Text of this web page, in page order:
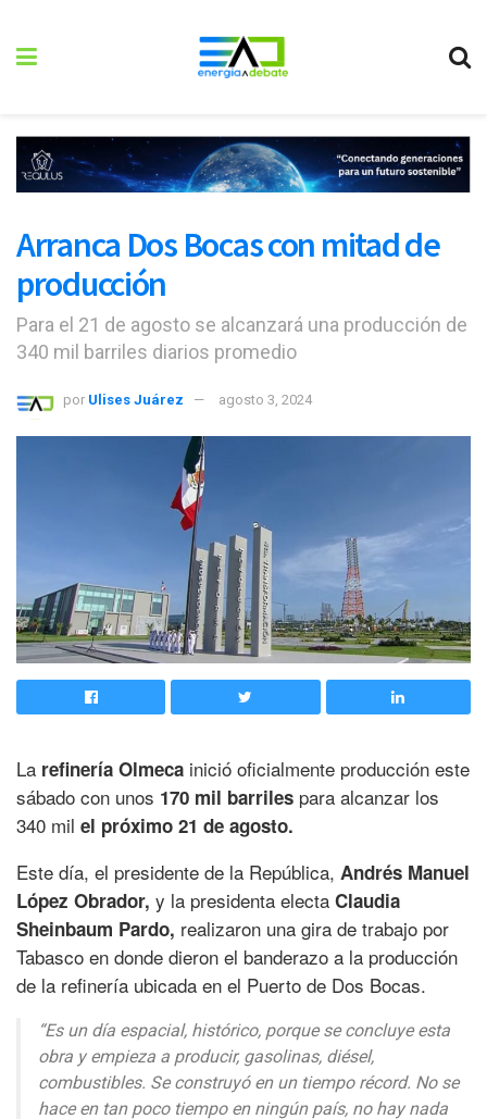
Arranca Dos Bocas con mitad de
producción
Para el 21 de agosto se alcanzará una producción de
340 mil barriles diarios promedio
por Ulises Juárez agosto 3, 2024
La refinería Olmeca inició oficialmente producción este
sábado con unos 170 mil barriles para alcanzar los
340 mil el próximo 21 de agosto.
Este día, el presidente de la República, Andrés Manuel
López Obrador, y la presidenta electa Claudia
Sheinbaum Pardo, realizaron una gira de trabajo por
Tabasco en donde dieron el banderazo a la producción
de la refinería ubicada en el Puerto de Dos Bocas.
“Es un día espacial, histórico, porque se concluye esta
obra y empieza a producir, gasolinas, diésel,
combustibles. Se construyó en un tiempo récord. No se
hace en tan poco tiempo en ningún país, no hay nada